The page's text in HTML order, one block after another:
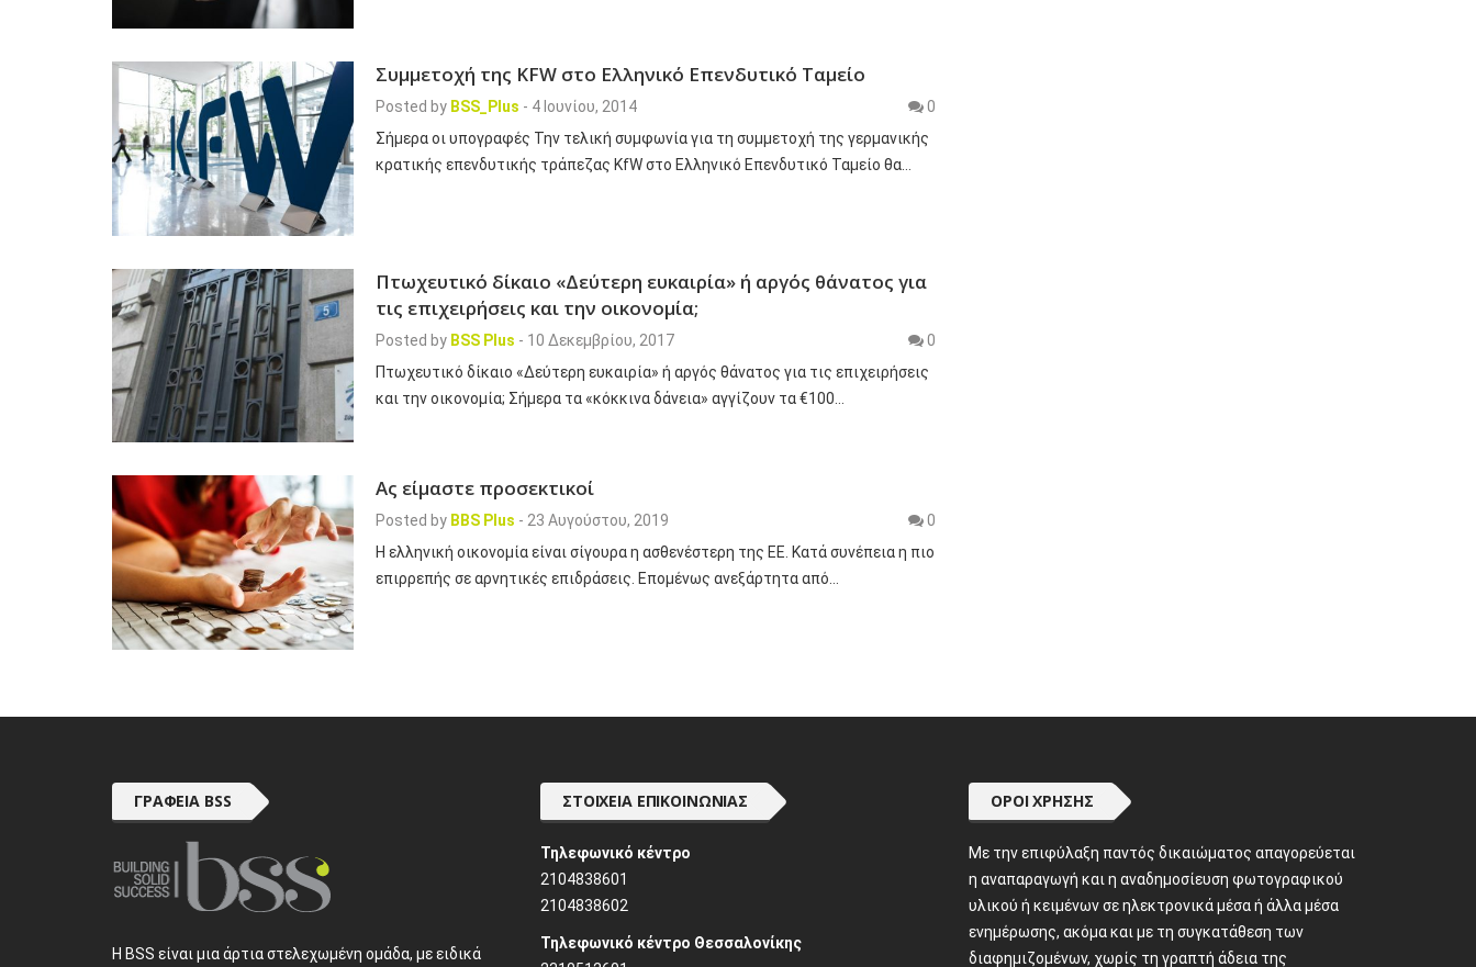
Συμμετοχή της KFW στο Ελληνικό Επενδυτικό Ταμείο
Posted by BSS_Plus - 4 Ιουνίου, 2014
0
Σήμερα οι υπογραφές Την τελική συμφωνία για τη συμμετοχή της γερμανικής
κρατικής επενδυτικής τράπεζας KfW στο Ελληνικό Επενδυτικό Ταμείο θα…
Πτωχευτικό δίκαιο «Δεύτερη ευκαιρία» ή αργός θάνατος για
τις επιχειρήσεις και την οικονομία;
Posted by BSS Plus - 10 Δεκεμβρίου, 2017
0
Πτωχευτικό δίκαιο «Δεύτερη ευκαιρία» ή αργός θάνατος για τις επιχειρήσεις
και την οικονομία; Σήμερα τα «κόκκινα δάνεια» αγγίζουν τα €100…
Ας είμαστε προσεκτικοί
Posted by BBS Plus - 23 Αυγούστου, 2019
0
Η ελληνική οικονομία είναι σίγουρα η ασθενέστερη της ΕΕ. Κατά συνέπεια η πιο
επιρρεπής σε αρνητικές επιδράσεις. Επομένως ανεξάρτητα από…
ΓΡΑΦΕΊΑ BSS
H BSS είναι μια άρτια στελεχωμένη ομάδα, με ειδικά
ΣΤΟΙΧΕΊΑ ΕΠΙΚΟΙΝΩΝΊΑΣ
Τηλεφωνικό κέντρο
2104838601
2104838602
Τηλεφωνικό κέντρο Θεσσαλονίκης
ΌΡΟΙ ΧΡΉΣΗΣ
Mε την επιφύλαξη παντός δικαιώματος απαγορεύεται
η αναπαραγωγή και η αναδημοσίευση φωτογραφικού
υλικού ή κειμένων σε ηλεκτρονικά μέσα ή άλλα μέσα
ενημέρωσης, ακόμα και με τη συγκατάθεση των
διαφημιζομένων, χωρίς τη γραπτή άδεια της